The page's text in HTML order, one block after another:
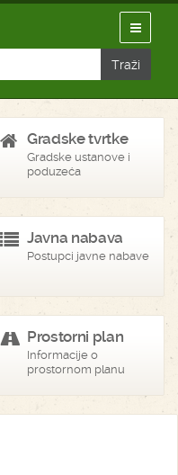
Gradske tvrtke
Gradske ustanove i
poduzeća
Javna nabava
Postupci javne nabave
Prostorni plan
Informacije o
prostornom planu